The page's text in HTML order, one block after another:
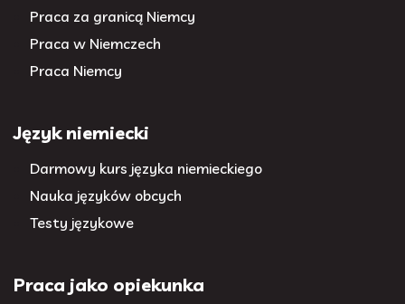
Praca za granicą Niemcy
Praca w Niemczech
Praca Niemcy
Język niemiecki
Darmowy kurs języka niemieckiego
Nauka języków obcych
Testy językowe
Praca jako opiekunka